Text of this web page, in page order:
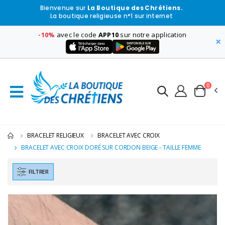
Bienvenue sur La Boutique des Chrétiens.
La boutique religieuse n°1 sur internet
-10% avec le code APP10 sur notre application
×
0
BRACELET RELIGIEUX
BRACELET AVEC CROIX
BRACELET AVEC CROIX DORÉ SUR CORDON BEIGE - TAILLE FEMME
FILTRER